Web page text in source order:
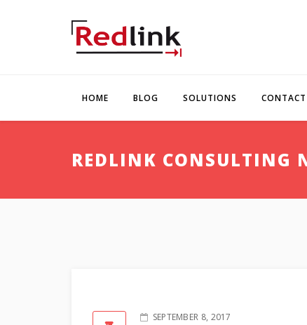
HOME BLOG SOLUTIONS CONTACT
REDLINK CONSULTING
SEPTEMBER 8, 2017